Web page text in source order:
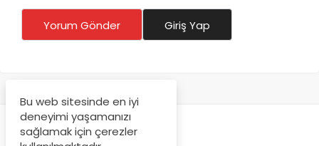
Yorum Gönder Giriş Yap
Bu web sitesinde en iyi
deneyimi yaşamanızı
sağlamak için çerezler